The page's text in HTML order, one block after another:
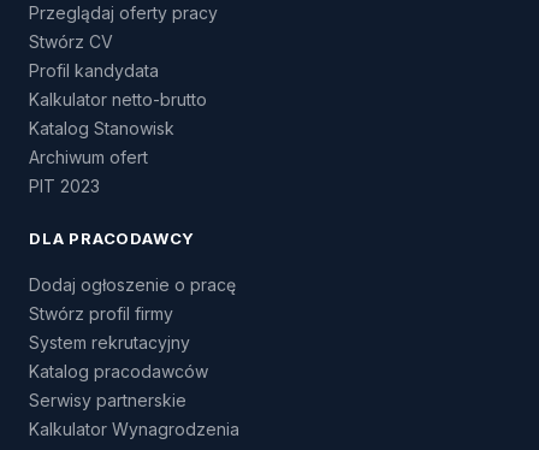
Przeglądaj oferty pracy
Stwórz CV
Profil kandydata
Kalkulator netto-brutto
Katalog Stanowisk
Archiwum ofert
PIT 2023
DLA PRACODAWCY
Dodaj ogłoszenie o pracę
Stwórz profil firmy
System rekrutacyjny
Katalog pracodawców
Serwisy partnerskie
Kalkulator Wynagrodzenia